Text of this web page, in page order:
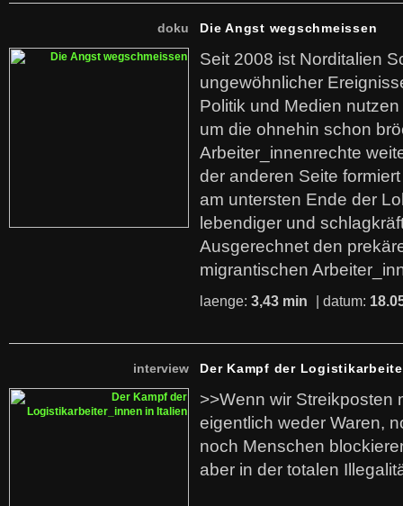
doku Die Angst wegschmeissen
Seit 2008 ist Norditalien
ungewöhnlicher
Politik und Medien
um die ohnehin schon
Arbeiter_innenrechte
der anderen Seite
am untersten Ende der
lebendiger und
Ausgerechnet den
migrantischen
laenge: 3,43 min | datum:
interview Der Kampf der
>>Wenn wir Streikposten
eigentlich weder Waren,
noch Menschen
aber in der totalen